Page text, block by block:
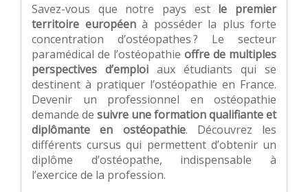
Savez-vous que notre pays est le premier
territoire européenà posséder la plus forte
concentration d’ostéopathes ? Le secteur
paramédical de l’ostéopathie offre de multiples
perspectives d’emploi aux étudiants qui se
destinent à pratiquer l’ostéopathie en France.
Devenir un professionnel en ostéopathie
demande de suivre une formation qualifiante et
diplômante en ostéopathie. Découvrez les
différents cursus qui permettent d’obtenir un
diplôme d’ostéopathe, indispensable à
l’exercice de la profession.